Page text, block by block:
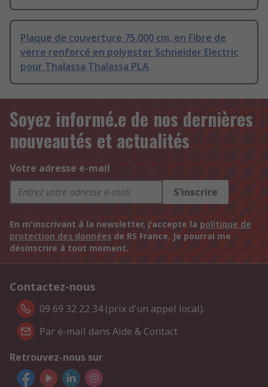
Plaque de couverture 75.000 cm, en Fibre de
verre renforcé en polyester Schneider Electric
pour Thalassa Thalassa PLA
Soyez informé.e de nos dernières
nouveautés et actualités
Votre adresse e-mail
S'inscrire
En m'inscrivant à la newsletter, j'accepte la politique de
protection des données de RS France. Je pourrai me
désinscrire à tout moment.
Contactez-nous
09 69 32 22 34 (prix d'un appel local).
Par e-mail dans Aide & Contact
Retrouvez-nous sur